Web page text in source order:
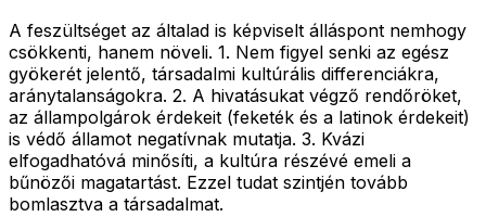
A feszültséget az általad is képviselt álláspont nemhogy
csökkenti, hanem növeli. 1. Nem figyel senki az egész
gyökerét jelentő, társadalmi kultúrális differenciákra,
aránytalanságokra. 2. A hivatásukat végző rendőröket,
az állampolgárok érdekeit (feketék és a latinok érdekeit)
is védő államot negatívnak mutatja. 3. Kvázi
elfogadhatóvá minősíti, a kultúra részévé emeli a
bűnözői magatartást. Ezzel tudat szintjén tovább
bomlasztva a társadalmat.